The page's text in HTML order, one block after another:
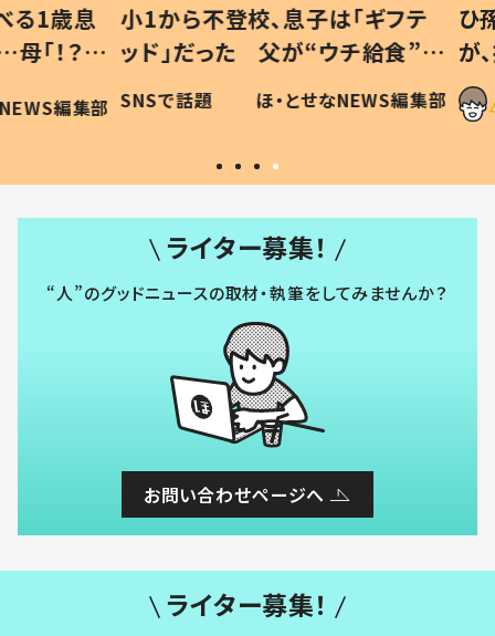
歳息
？」
編集部
小1から不登校、息子は「ギフテ
ッド」だった 父が“ウチ給食”を
作り続ける理由とは #令和の親
#令和の子
SNSで話題 ほ・とせなNEWS編集部
ひ孫
が、
「涙
い」
ライター募集！
“人”のグッドニュースの取材・執筆をしてみませんか？
お問い合わせページへ
ライター募集！